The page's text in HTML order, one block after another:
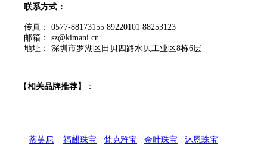
联系方式：
传真：
0577-88173155 89220101 88253123
邮箱：
sz@kimani.cn
地址：
深圳市罗湖区田贝四路水贝工业区8栋6层
【相关品牌推荐】 ：
蒂芙尼 福麒珠宝 梵克雅宝 金叶珠宝 沐恩珠宝